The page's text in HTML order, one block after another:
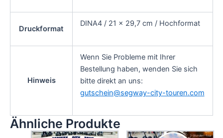
Druckformat
DINA4 / 21 x 29,7 cm / Hochformat
Hinweis
Wenn Sie Probleme mit Ihrer
Bestellung haben, wenden Sie sich
bitte direkt an uns:
gutschein@segway-city-touren.com
Ähnliche Produkte